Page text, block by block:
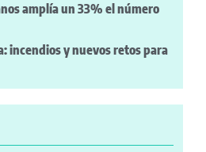
amplía un 33% el número
incendios y nuevos retos para